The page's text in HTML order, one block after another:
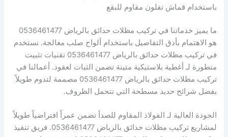
باستخدام قماش تفلون مقاوم للبقع
ما يميز خدماتنا في تركيب مظلات حدائق بالرياض 0536461477
هو الاهتمام بأدق التفاصيل باستخدام ألواح صلب معالجة. نستخدم
في تركيب مظلات حدائق بالرياض 0536461477 تقنيات تثبيت
متطورة لـ أغطية بلاستيكية متينة تضمن الثبات لعقود. أعمالنا في
تركيب مظلات حدائق بالرياض 0536461477 مصممة لتدوم طويلاً
بفضل شرائح حديد مسطحة التي تتحمل الظروف.
الجودة العالية لـ الفولاذ المقاوم للصدأ تضمن عمراً افتراضياً طويلاً
لمشاريع تركيب مظلات حدائق بالرياض 0536461477. فريق تنفيذ